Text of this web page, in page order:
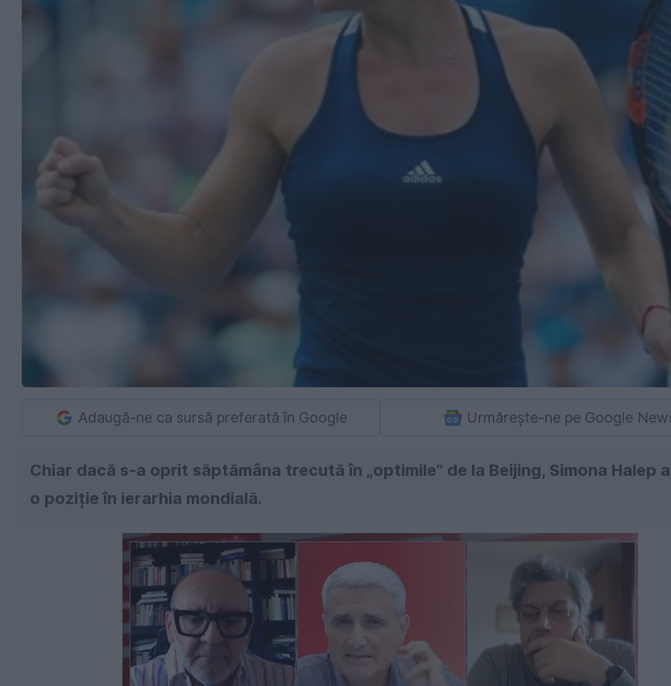
Adaugă-ne ca sursă preferată în Google Urmărește-ne pe Google
Chiar dacă s-a oprit săptămâna trecută în „optimile” de la Beijing, Simona Halep
o poziție în ierarhia mondială.